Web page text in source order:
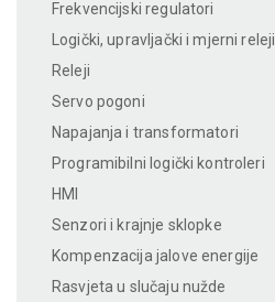
Frekvencijski regulatori
Logički, upravljački i mjerni releji
Releji
Servo pogoni
Napajanja i transformatori
Programibilni logički kontroleri
HMI
Senzori i krajnje sklopke
Kompenzacija jalove energije
Rasvjeta u slučaju nužde